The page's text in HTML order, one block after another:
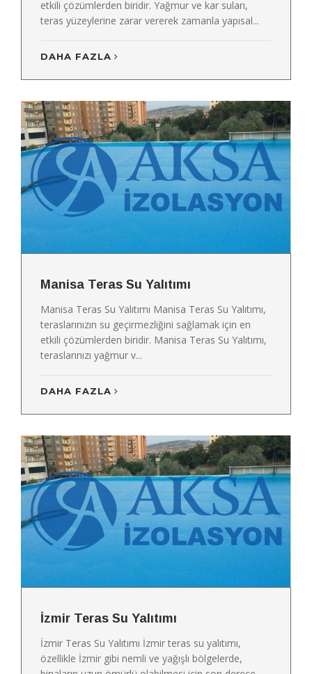
etkili çözümlerden biridir. Yağmur ve kar suları,
teras yüzeylerine zarar vererek zamanla yapısal...
DAHA FAZLA
Manisa Teras Su Yalıtımı
Manisa Teras Su Yalıtımı Manisa Teras Su Yalıtımı,
teraslarınızın su geçirmezliğini sağlamak için en
etkili çözümlerden biridir. Manisa Teras Su Yalıtımı,
teraslarınızı yağmur v...
DAHA FAZLA
İzmir Teras Su Yalıtımı
İzmir Teras Su Yalıtımı İzmir teras su yalıtımı,
özellikle İzmir gibi nemli ve yağışlı bölgelerde,